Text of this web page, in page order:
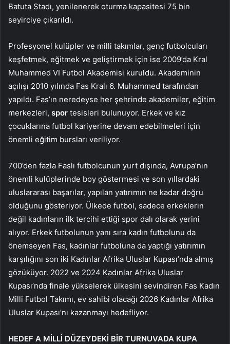
Batuta Stadı, yenilenerek oturma kapasitesi 75 bin
seyirciye çıkarıldı.
Profesyonel kulüpler ve milli takımlar, genç futbolcuları
keşfetmek, eğitmek ve geliştirmek için ise 2009’da Kral
Muhammed VI Futbol Akademisi kuruldu. Akademinin
açılışı 2010 yılında Fas Kralı 6. Muhammed tarafından
yapıldı. Fas’ın neredeyse her şehrinde akademiler, eğitim
merkezleri, spor tesisleri bulunuyor. Erkek ve kız
çocuklarına futbol kariyerine devam edebilmeleri için
önemli eğitim bursları veriliyor.
700’den fazla Faslı futbolcunun yurt dışında, Avrupa’nın
önemli kulüplerinde boy göstermesi ve son yıllardaki
uluslararası başarılar, yapılan yatırımın ne kadar doğru
olduğunu gösteriyor. Ülkede futbol, sadece erkeklerin
değil kadınların ilk tercihi ettiği spor dalı olarak yerini
alıyor. Erkek futbolunun yanı sıra kadın futbolunu da
önemseyen Fas, kadınlar futboluna da yaptığı yatırımın
karşılığını son iki Kadınlar Afrika Uluslar Kupası’nda almış
gözüküyor. 2022 ve 2024 Kadınlar Afrika Uluslar
Kupası’nda finale yükselerek ülkesini sevindiren Fas Kadın
Milli Futbol Takımı, ev sahibi olacağı 2026 Kadınlar Afrika
Uluslar Kupası’nı kazanmayı hedefliyor.
HEDEF A MİLLİ DÜZEYDEKİ BİR TURNUVADA KUPA